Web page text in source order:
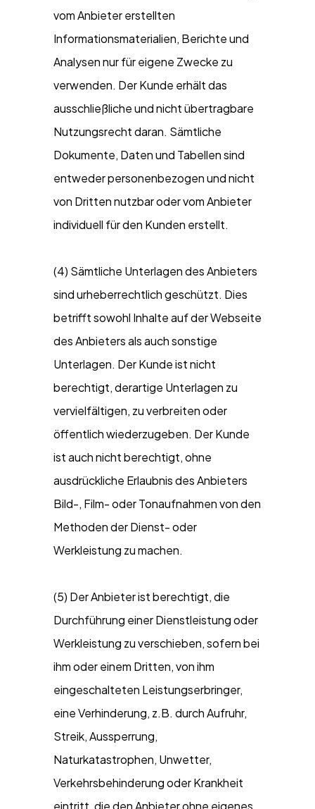
vom Anbieter erstellten
Informationsmaterialien, Berichte und
Analysen nur für eigene Zwecke zu
verwenden. Der Kunde erhält das
ausschließliche und nicht übertragbare
Nutzungsrecht daran. Sämtliche
Dokumente, Daten und Tabellen sind
entweder personenbezogen und nicht
von Dritten nutzbar oder vom Anbieter
individuell für den Kunden erstellt.
(4) Sämtliche Unterlagen des Anbieters
sind urheberrechtlich geschützt. Dies
betrifft sowohl Inhalte auf der Webseite
des Anbieters als auch sonstige
Unterlagen. Der Kunde ist nicht
berechtigt, derartige Unterlagen zu
vervielfältigen, zu verbreiten oder
öffentlich wiederzugeben. Der Kunde
ist auch nicht berechtigt, ohne
ausdrückliche Erlaubnis des Anbieters
Bild-, Film- oder Tonaufnahmen von den
Methoden der Dienst- oder
Werkleistung zu machen.
(5) Der Anbieter ist berechtigt, die
Durchführung einer Dienstleistung oder
Werkleistung zu verschieben, sofern bei
ihm oder einem Dritten, von ihm
eingeschalteten Leistungserbringer,
eine Verhinderung, z.B. durch Aufruhr,
Streik, Aussperrung,
Naturkatastrophen, Unwetter,
Verkehrsbehinderung oder Krankheit
eintritt, die den Anbieter ohne eigenes